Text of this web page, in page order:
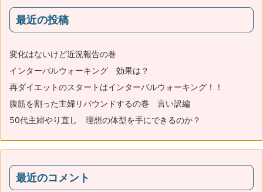
最近の投稿
変化はないけど近況報告の巻
インターバルウォーキング 効果は？
再ダイエットのスタートはインターバルウォーキング！！
腹筋を割った主婦リバウンドするの巻 言い訳編
50代主婦やり直し 理想の体型を手にできるのか？
最近のコメント